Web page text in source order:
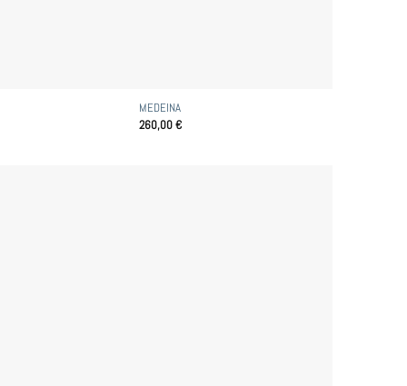
MEDEINA
260,00€